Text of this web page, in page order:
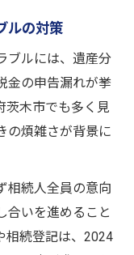
ルの対策
ブルには、遺産分
金の申告漏れが挙
茨木市でも多く見
の煩雑さが背景に
相続人全員の意向
合いを進めること
相続登記は、2024